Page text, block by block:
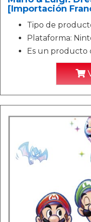
[Importación
Tipo de
Plataforma:
Es un producto